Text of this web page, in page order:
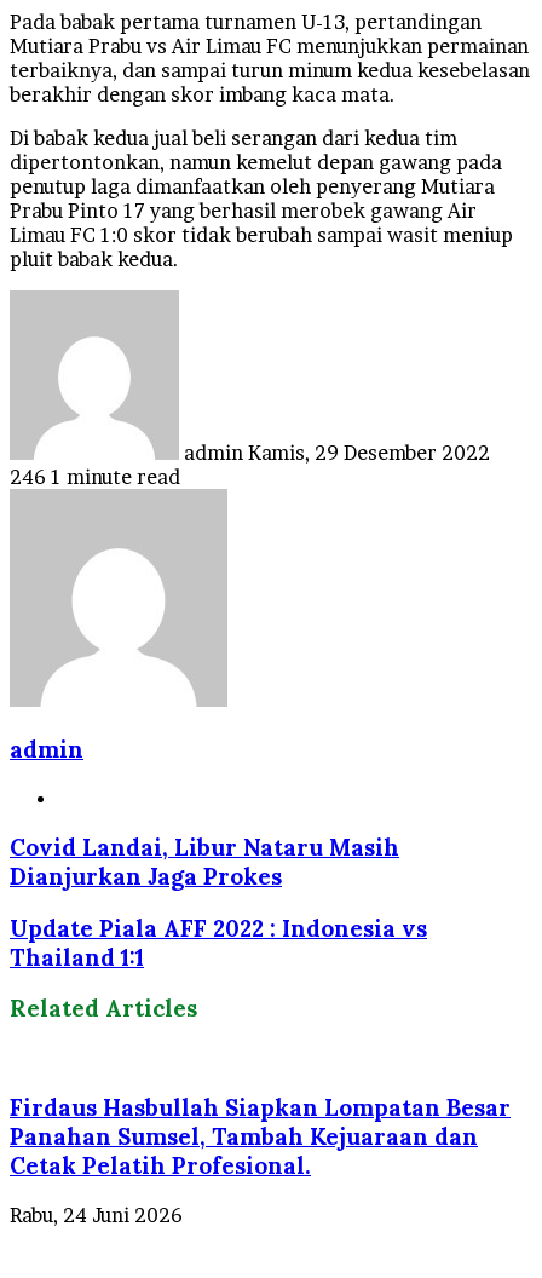
Pada babak pertama turnamen U-13, pertandingan
Mutiara Prabu vs Air Limau FC menunjukkan permainan
terbaiknya, dan sampai turun minum kedua kesebelasan
berakhir dengan skor imbang kaca mata.
Di babak kedua jual beli serangan dari kedua tim
dipertontonkan, namun kemelut depan gawang pada
penutup laga dimanfaatkan oleh penyerang Mutiara
Prabu Pinto 17 yang berhasil merobek gawang Air
Limau FC 1:0 skor tidak berubah sampai wasit meniup
pluit babak kedua.
admin Kamis, 29 Desember 2022
246 1 minute read
admin
Covid Landai, Libur Nataru Masih
Dianjurkan Jaga Prokes
Update Piala AFF 2022 : Indonesia vs
Thailand 1:1
Related Articles
Firdaus Hasbullah Siapkan Lompatan Besar
Panahan Sumsel, Tambah Kejuaraan dan
Cetak Pelatih Profesional.
Rabu, 24 Juni 2026